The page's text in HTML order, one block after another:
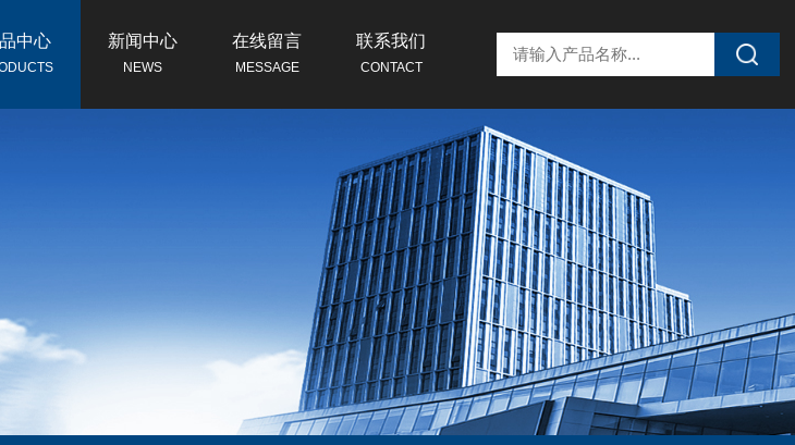
中心 新闻中心
NEWS
在线留言
MESSAGE
联系我们
CONTACT